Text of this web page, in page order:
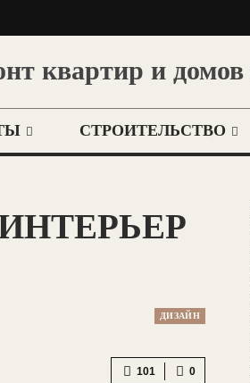
квартир и домов
СТРОИТЕЛЬСТВО
ДИЗАЙН
0
101